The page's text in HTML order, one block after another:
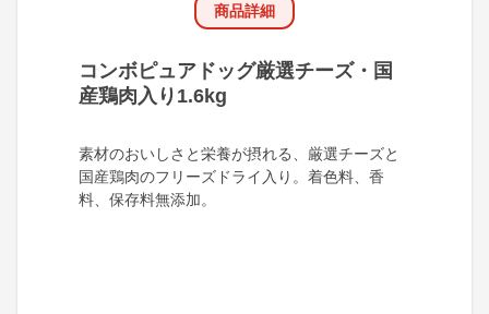
商品詳細
コンボピュアドッグ厳選チーズ・国
産鶏肉入り1.6kg
素材のおいしさと栄養が摂れる、厳選チーズと
国産鶏肉のフリーズドライ入り。着色料、香
料、保存料無添加。